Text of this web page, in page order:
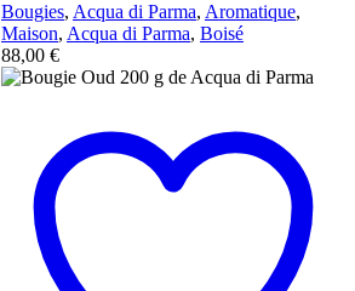
Bougies, Acqua di Parma, Aromatique,
Maison, Acqua di Parma, Boisé
88,00 €